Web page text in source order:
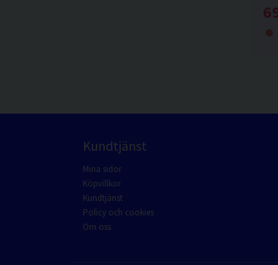
Kundtjänst
Mina sidor
Köpvillkor
Kundtjänst
Policy och cookies
Om oss